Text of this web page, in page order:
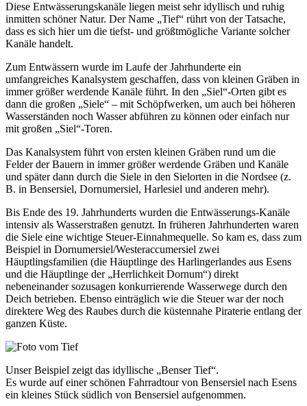
Diese Entwässerungskanäle liegen meist sehr idyllisch und ruhig
inmitten schöner Natur. Der Name „Tief“ rührt von der Tatsache,
dass es sich hier um die tiefst- und größtmögliche Variante solcher
Kanäle handelt.
Zum Entwässern wurde im Laufe der Jahrhunderte ein
umfangreiches Kanalsystem geschaffen, dass von kleinen Gräben in
immer größer werdende Kanäle führt. In den „Siel“-Orten gibt es
dann die großen „Siele“ – mit Schöpfwerken, um auch bei höheren
Wasserständen noch Wasser abführen zu können oder einfach nur
mit großen „Siel“-Toren.
Das Kanalsystem führt von ersten kleinen Gräben rund um die
Felder der Bauern in immer größer werdende Gräben und Kanäle
und später dann durch die Siele in den Sielorten in die Nordsee (z.
B. in Bensersiel, Dornumersiel, Harlesiel und anderen mehr).
Bis Ende des 19. Jahrhunderts wurden die Entwässerungs-Kanäle
intensiv als Wasserstraßen genutzt. In früheren Jahrhunderten waren
die Siele eine wichtige Steuer-Einnahmequelle. So kam es, dass zum
Beispiel in Dornumersiel/Westeraccumersiel zwei
Häuptlingsfamilien (die Häuptlinge des Harlingerlandes aus Esens
und die Häuptlinge der „Herrlichkeit Dornum“) direkt
nebeneinander sozusagen konkurrierende Wasserwege durch den
Deich betrieben. Ebenso einträglich wie die Steuer war der noch
direktere Weg des Raubes durch die küstennahe Piraterie entlang der
ganzen Küste.
Unser Beispiel zeigt das idyllische „Benser Tief“.
Es wurde auf einer schönen Fahrradtour von Bensersiel nach Esens
ein kleines Stück südlich von Bensersiel aufgenommen.